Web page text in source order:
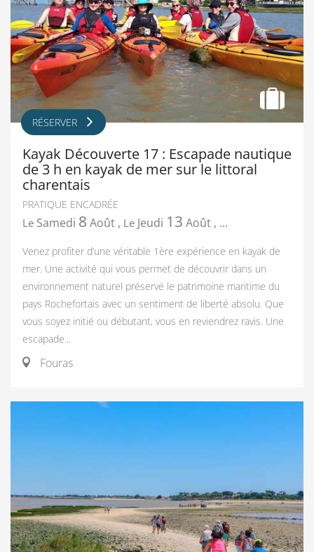
RÉSERVER
Kayak Découverte 17 : Escapade nautique
de 3 h en kayak de mer sur le littoral
charentais
PRATIQUE ENCADRÉE
Le Samedi 8 Août , Le Jeudi 13 Août , ...
Venez profiter d’une véritable 1ère expérience en kayak de
mer. Une activité qui vous permet de découvrir dans un
environnement naturel préservé le patrimoine maritime du
pays Rochefortais avec un sentiment de liberté absolu. Que
vous soyez initié ou débutant, vous en reviendrez ravis. Une
escapade...
Fouras